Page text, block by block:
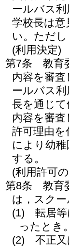
ールバス
学校長は
い。 ただ
(利用決定)
第7条
教育
内容を審
ールバス
長を通じ
内容を審
許可理由
により幼
する。
(利用許可
第8条
教育
は，スク
(1)
転居
ったとき
(2)
不正